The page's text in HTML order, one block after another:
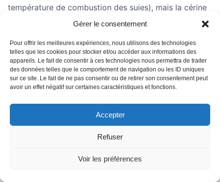
Gérer le consentement
Pour offrir les meilleures expériences, nous utilisons des technologies
telles que les cookies pour stocker et/ou accéder aux informations des
appareils. Le fait de consentir à ces technologies nous permettra de traiter
des données telles que le comportement de navigation ou les ID uniques
sur ce site. Le fait de ne pas consentir ou de retirer son consentement peut
avoir un effet négatif sur certaines caractéristiques et fonctions.
Accepter
Refuser
Voir les préférences
température de combustion des suies), mais la cérine
est dosée de manière plus précise.
Mon FAP est encrassé à 80% : additif ou
nettoyage pro ?
À 80% de charge, un additif a très peu de chances
d'être suffisant. Le colmatage inclut probablement une
part importante de cendres sur lesquelles l'additif n'a
aucun effet. Unnettoyage professionnel en machine
(dès 99€) est recommandé à ce stade pour éviter que
le FAP ne se détériore davantage.